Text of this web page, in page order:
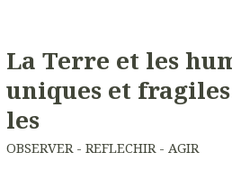
La Terre et les
uniques et
les
OBSERVER - REFLECHIR - AGIR